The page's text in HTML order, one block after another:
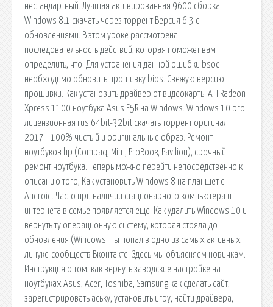
нестандартный. Лучшая активированная 9600 сборка
Windows 8.1 скачать через торрент Версия 6.3 с
обновлениями. В этом уроке рассмотрена
последовательность действий, которая поможет вам
определить, что. Для устранения данной ошибки bsod
необходимо обновить прошивку bios. Свежую версию
прошивки. Как установить драйвер от видеокарты ATI Radeon
Xpress 1100 ноутбука Asus F5R на Windows. Windows 10 pro
лицензионная rus 64bit-32bit скачать торрент оригинал
2017 - 100% чистый и оригинальные образ. Ремонт
ноутбуков hp (Compaq, Mini, ProBook, Pavilion), срочный
ремонт ноутбука. Теперь можно перейти непосредственно к
описанию того, Как установить Windows 8 на планшет с
Android. Часто при наличии стационарного компьютера и
интернета в семье появляется еще. Как удалить Windows 10 и
вернуть ту операционную систему, которая стояла до
обновления (Windows. Ты попал в одно из самых активных
линукс-сообществ Вконтакте. Здесь мы объясняем новичкам.
Инструкция о том, как вернуть заводские настройке на
ноутбуках Asus, Acer, Toshiba, Samsung как сделать сайт,
зарегистрировать аську, установить игру, найти драйвера,